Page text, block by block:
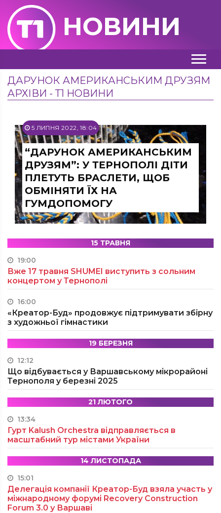
НОВИНИ
ДАРУНОК АМЕРИКАНСЬКИМ ДРУЗЯМ
АРХІВИ - Т1 НОВИНИ
5 ЛИПНЯ 2022, 18:04
“ДАРУНОК АМЕРИКАНСЬКИМ
ДРУЗЯМ”: У ТЕРНОПОЛІ ДІТИ
ПЛЕТУТЬ БРАСЛЕТИ, ЩОБ
ОБМІНЯТИ ЇХ НА
ГУМДОПОМОГУ
15 ТРАВНЯ
19:00
Вже 17 травня SHUMEI виступить з сольним
концертом у Тернополі
16:00
«Креатор-Буд» продовжує підтримувати збірну
з художньої гімнастики
19 БЕРЕЗНЯ
12:12
Що відбувається у Варшавському мікрорайоні
Тернополя у березні 2025
21 ЛЮТОГО
13:34
Гурт Kalush Orchestra відправляється в
масштабний тур містами України
14 ЛИСТОПАДА
15:01
Делегація компанії Креатор-Буд взяла участь у
міжнародному форумі Recovery Construction
Forum 3.0 у Варшаві